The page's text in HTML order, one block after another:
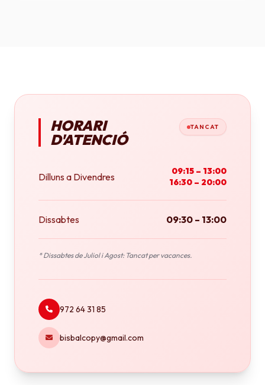
HORARI
D'ATENCIÓ
TANCAT
Dilluns a Divendres
09:15 – 13:00
16:30 – 20:00
Dissabtes 09:30 – 13:00
* Dissabtes de Juliol i Agost: Tancat per vacances.
972 64 31 85
bisbalcopy@gmail.com